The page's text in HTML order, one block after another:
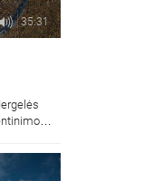
35:31